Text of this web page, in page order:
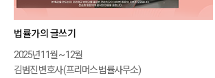
법률가의 글쓰기
2025년 11월 ~ 12월
김범진 변호사 (프리머스 법률사무소)